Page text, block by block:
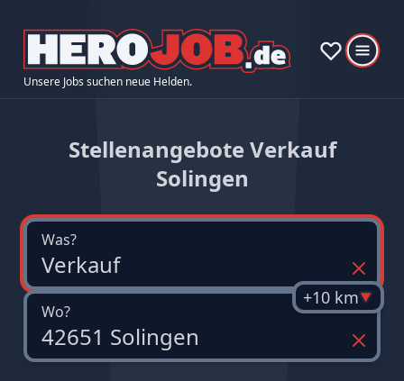
Unsere Jobs suchen neue Helden.
Stellenangebote Verkauf
Solingen
Was?
Wo?
+10 km